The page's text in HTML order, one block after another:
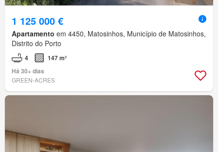
1 125 000 €
Apartamento em 4450, Matosinhos, Município de Matosinhos,
Distrito do Porto
4
147 m²
Há 30+ dias
GREEN-ACRES